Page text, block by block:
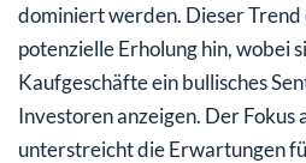
dominiert werden. Dieser
potenzielle Erholung hin, wobei
Kaufgeschäfte ein bullisches
Investoren anzeigen. Der Fokus
unterstreicht die Erwartungen